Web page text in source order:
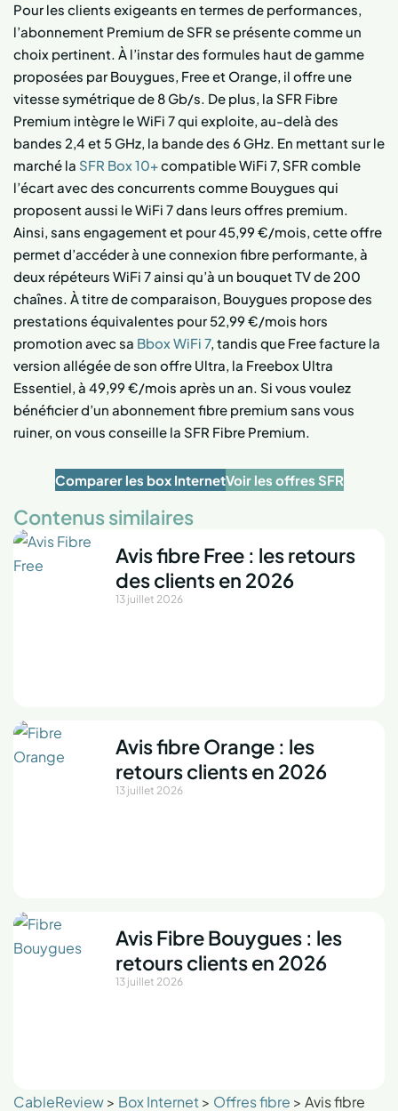
Pour les clients exigeants en termes de performances,
l’abonnement Premium de SFR se présente comme un
choix pertinent. À l’instar des formules haut de gamme
proposées par Bouygues, Free et Orange, il offre une
vitesse symétrique de 8 Gb/s. De plus, la SFR Fibre
Premium intègre le WiFi 7 qui exploite, au-delà des
bandes 2,4 et 5 GHz, la bande des 6 GHz. En mettant sur le
marché la SFR Box 10+compatible WiFi 7, SFR comble
l’écart avec des concurrents comme Bouygues qui
proposent aussi le WiFi 7 dans leurs offres premium.
Ainsi, sans engagement et pour 45,99 €/mois, cette offre
permet d’accéder à une connexion fibre performante, à
deux répéteurs WiFi 7 ainsi qu’à un bouquet TV de 200
chaînes. À titre de comparaison, Bouygues propose des
prestations équivalentes pour 52,99 €/mois hors
promotion avec sa Bbox WiFi 7, tandis que Free facture la
version allégée de son offre Ultra, la Freebox Ultra
Essentiel, à 49,99 €/mois après un an. Si vous voulez
bénéficier d’un abonnement fibre premium sans vous
ruiner, on vous conseille la SFR Fibre Premium.
Comparer les box InternetVoir les offres SFR
Contenus similaires
Avis fibre Free : les retours
des clients en 2026
13 juillet 2026
Avis fibre Orange : les
retours clients en 2026
13 juillet 2026
Avis Fibre Bouygues : les
retours clients en 2026
13 juillet 2026
CableReview> Box Internet > Offres fibre > Avis fibre